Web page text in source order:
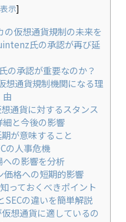
示]
の仮想通貨規制の未来を
氏の承認が再び延
の承認が重要なのか？
想通貨規制機関になる理
由
通貨に対するスタンス
と今後の影響
が意味すること
の人事危機
の影響を分析
価格への短期的影響
っておくべきポイント
SECの違いを簡単解説
想通貨に適しているの